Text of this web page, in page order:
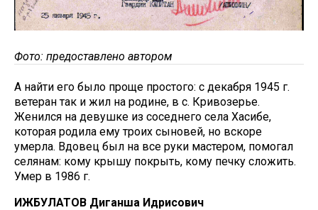
Фото: предоставлено автором
А найти его было проще простого: с декабря 1945 г.
ветеран так и жил на родине, в с. Кривозерье.
Женился на девушке из соседнего села Хасибе,
которая родила ему троих сыновей, но вскоре
умерла. Вдовец был на все руки мастером, помогал
селянам: кому крышу покрыть, кому печку сложить.
Умер в 1986 г.
ИЖБУЛАТОВ Диганша Идрисович